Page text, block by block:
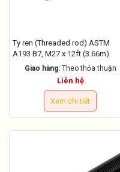
Ty ren (Threaded rod) ASTM
A193 B7, M27 x 12ft (3.66m)
Giao hàng: Theo thỏa thuận
Liên hệ
Xem chi tiết